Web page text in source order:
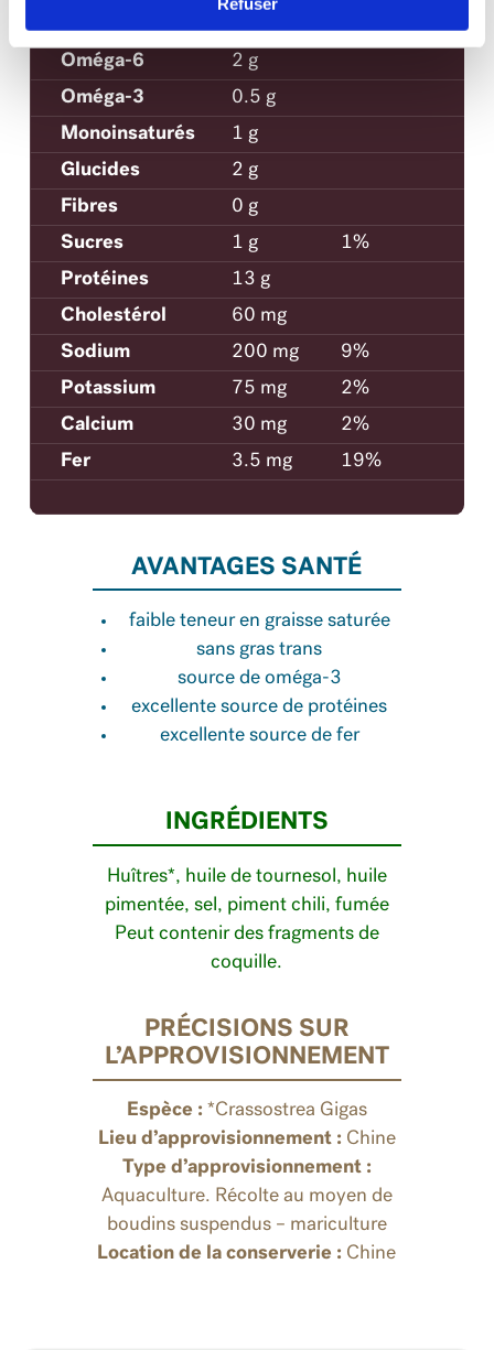
Oméga-6
2 g
Oméga-3
0.5 g
Monoinsaturés
1 g
Glucides
2 g
Fibres
0 g
Sucres
1 g
1%
Protéines
13 g
Cholestérol
60 mg
Sodium
200 mg
9%
Potassium
75 mg
2%
Calcium
30 mg
2%
Fer
3.5 mg 19%
AVANTAGES SANTÉ
faible teneur en graisse saturée
sans gras trans
source de oméga-3
excellente source de protéines
excellente source de fer
INGRÉDIENTS
Huîtres*, huile de tournesol, huile
pimentée, sel, piment chili, fumée
Peut contenir des fragments de
coquille.
PRÉCISIONS SUR
L’APPROVISIONNEMENT
Espèce : *Crassostrea Gigas
Lieu d’approvisionnement : Chine
Type d’approvisionnement :
Aquaculture. Récolte au moyen de
boudins suspendus – mariculture
Location de la conserverie : Chine